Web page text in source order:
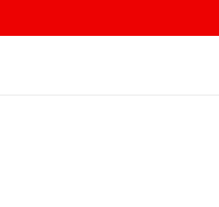
Nowości